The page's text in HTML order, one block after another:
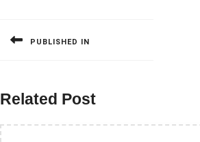
PUBLISHED IN
Related Post